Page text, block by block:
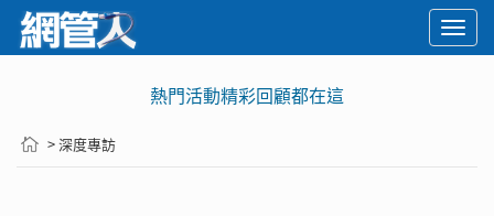
熱門活動精彩回顧都在這
> 深度專訪